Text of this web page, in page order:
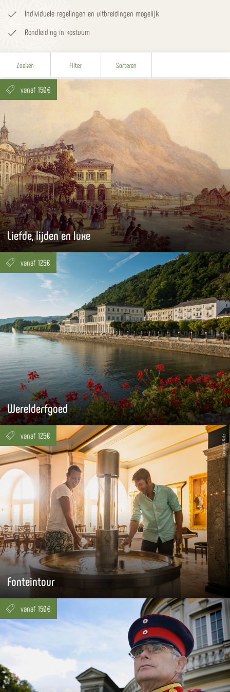
Individuele regelingen en uitbreidingen mogelijk
Rondleiding in kostuum
Zoeken Filter Sorteren
vanaf 150€
Liefde, lijden en luxe
vanaf 125€
Werelderfgoed
Dominik Ketz
vanaf 125€
Fonteintour
vanaf 150€